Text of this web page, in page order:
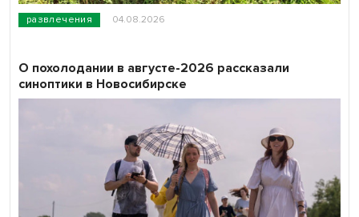
развлечения 04.08.2026
О похолодании в августе-2026 рассказали
синоптики в Новосибирске